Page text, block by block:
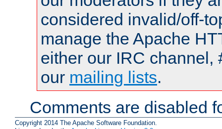
considered invalid/off-
manage the Apache
either our IRC channel,
our mailing lists.
Comments are disabled
Copyright 2014 The Apache Software Foundation.